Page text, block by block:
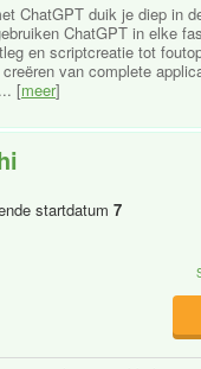
ChatGPT duik je diep in
ChatGPT in elke
en scriptcreatie tot
van complete
[meer]
startdatum 7